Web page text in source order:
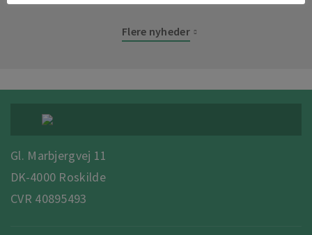
Flere nyheder
Gl. Marbjergvej 11
DK-4000 Roskilde
CVR 40895493